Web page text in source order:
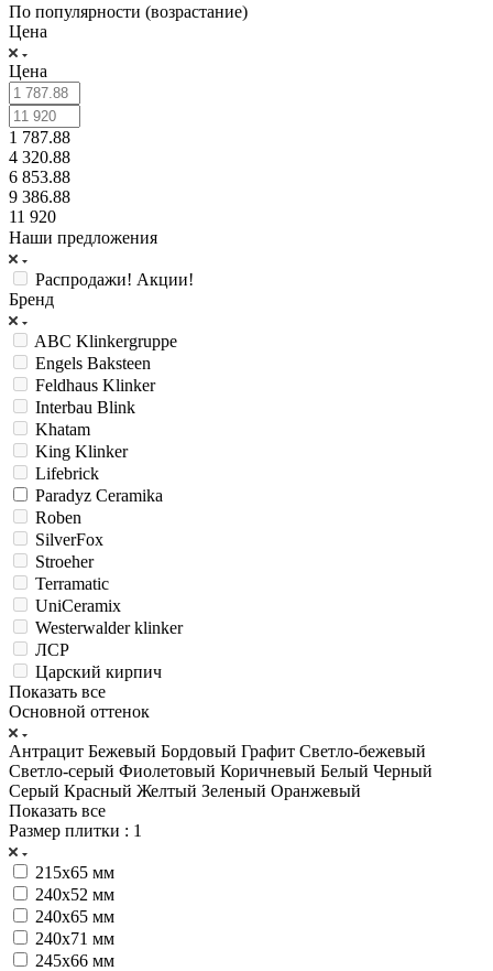
По популярности (возрастание)
Цена
Цена
1 787.88
4 320.88
6 853.88
9 386.88
11 920
Наши предложения
Распродажи! Акции!
Бренд
ABC Klinkergruppe
Engels Baksteen
Feldhaus Klinker
Interbau Blink
Khatam
King Klinker
Lifebrick
Paradyz Ceramika
Roben
SilverFox
Stroeher
Terramatic
UniCeramix
Westerwalder klinker
ЛСР
Царский кирпич
Показать все
Основной оттенок
Антрацит Бежевый Бордовый Графит Светло-бежевый
Светло-серый Фиолетовый Коричневый Белый Черный
Серый Красный Желтый Зеленый Оранжевый
Показать все
Размер плитки : 1
215х65 мм
240x52 мм
240x65 мм
240x71 мм
245х66 мм